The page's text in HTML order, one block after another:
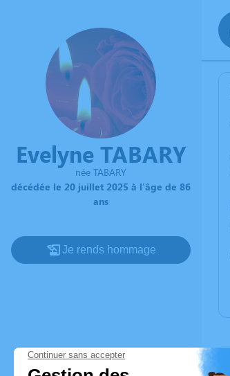
Evelyne TABARY
née TABARY
décédée le 20 juillet 2025 à l'âge de 86
ans
Je rends hommage